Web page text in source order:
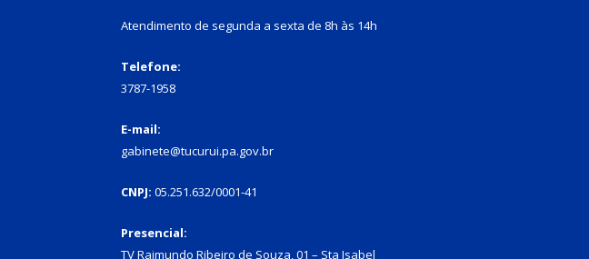
Atendimento de segunda a sexta de 8h às 14h
Telefone:
3787-1958
E-mail:
gabinete@tucurui.pa.gov.br
CNPJ: 05.251.632/0001-41
Presencial:
TV Raimundo Ribeiro de Souza, 01 – Sta Isabel